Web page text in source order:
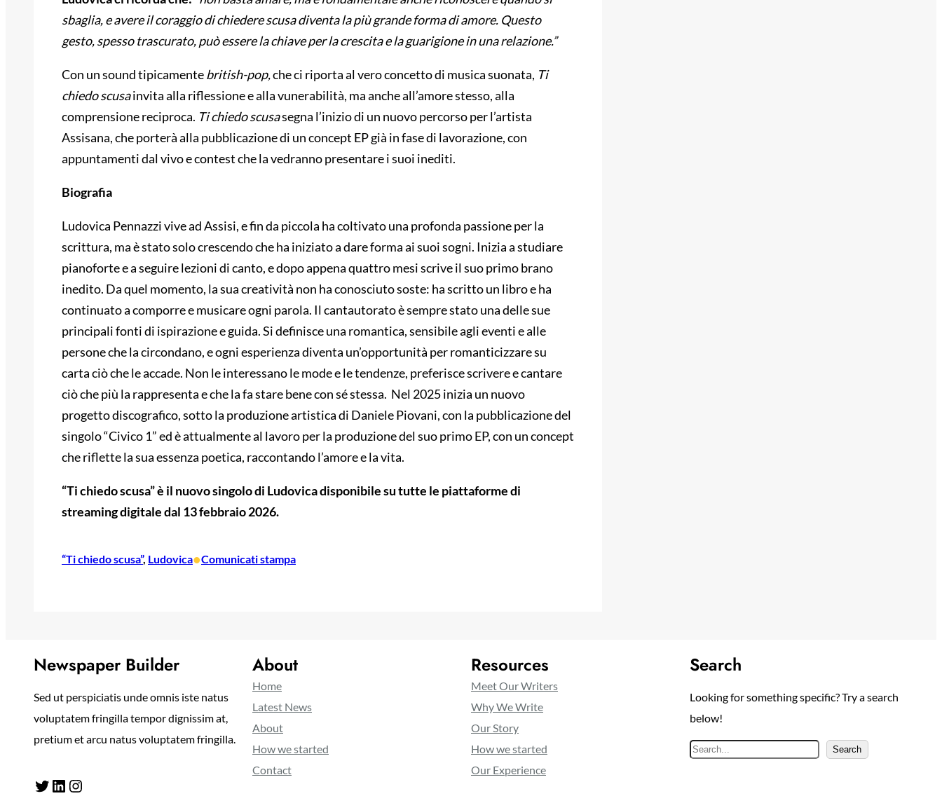
sbaglia, e avere il coraggio di chiedere scusa diventa la più grande forma di amore. Questo
gesto, spesso trascurato, può essere la chiave per la crescita e la guarigione in una relazione.”
Con un sound tipicamentebritish-pop,che ci riporta al vero concetto di musica suonata, Ti
chiedo scusainvita alla riflessione e alla vunerabilità, ma anche all’amore stesso, alla
comprensione reciproca. Ti chiedo scusasegna l’inizio di un nuovo percorso per l’artista
Assisana, che porterà alla pubblicazione di un concept EP già in fase di lavorazione, con
appuntamenti dal vivo e contest che la vedranno presentare i suoi inediti.
Biografia
Ludovica Pennazzi vive ad Assisi, e fin da piccola ha coltivato una profonda passione per la
scrittura, ma è stato solo crescendo che ha iniziato a dare forma ai suoi sogni. Inizia a studiare
pianoforte e a seguire lezioni di canto, e dopo appena quattro mesi scrive il suo primo brano
inedito. Da quel momento, la sua creatività non ha conosciuto soste: ha scritto un libro e ha
continuato a comporre e musicare ogni parola. Il cantautorato è sempre stato una delle sue
principali fonti di ispirazione e guida. Si definisce una romantica, sensibile agli eventi e alle
persone che la circondano, e ogni esperienza diventa un’opportunità per romanticizzare su
carta ciò che le accade. Non le interessano le mode e le tendenze, preferisce scrivere e cantare
ciò che più la rappresenta e che la fa stare bene con sé stessa. Nel 2025 inizia un nuovo
progetto discografico, sotto la produzione artistica di Daniele Piovani, con la pubblicazione del
singolo “Civico 1” ed è attualmente al lavoro per la produzione del suo primo EP, con un concept
che riflette la sua essenza poetica, raccontando l’amore e la vita.
“Ti chiedo scusa” è il nuovo singolo di Ludovica disponibile su tutte le piattaforme di
streaming digitale dal 13 febbraio 2026.
“Ti chiedo scusa”, Ludovica•Comunicati stampa
Newspaper Builder
Sed ut perspiciatis unde omnis iste natus
voluptatem fringilla tempor dignissim at,
pretium et arcu natus voluptatem fringilla.
Twitter LinkedIn Instagram
About
Home
Latest News
About
How we started
Contact
Resources
Meet Our Writers
Why We Write
Our Story
How we started
Our Experience
Search
Looking for something specific? Try a search
below!
S
Search